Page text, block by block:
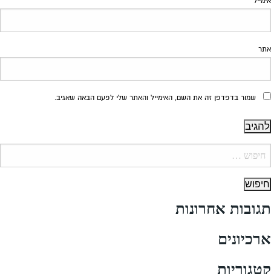
אתר
שמור בדפדפן זה את השם, האימייל והאתר שלי לפעם הבאה שאגיב.
תגובות אחרונות
ארכיונים
קטגוריות